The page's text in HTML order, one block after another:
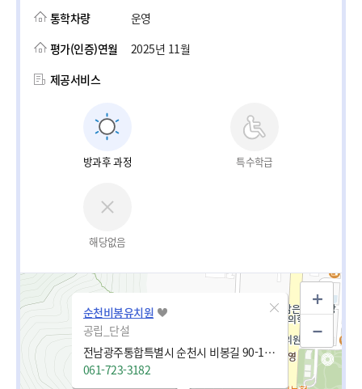
통학차량
운영
평가(인증)연월
2025년 11월
제공서비스
방과후 과정 특수학급
해당없음
순천비봉유치원
공립_단설
전남광주통합특별시 순천시 비봉길 90-1 (조례동)
061-723-3182